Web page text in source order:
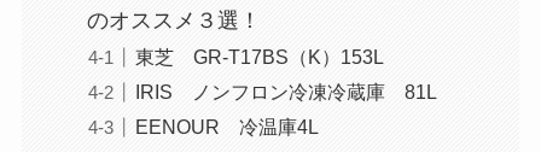
のオススメ３選！
東芝 GR-T17BS（K）153L
IRIS ノンフロン冷凍冷蔵庫 81L
EENOUR 冷温庫4L